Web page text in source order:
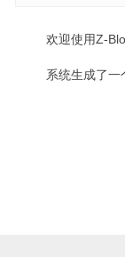
欢迎使用Z-
系统生成了